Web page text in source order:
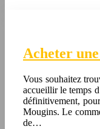
Acheter
Vous souhaitez
accueillir le temps
définitivement,
Mougins. Le
de…